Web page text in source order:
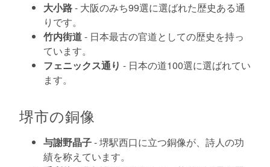
大小路- 大阪のみち99選に選ばれた歴史ある通
りです。
竹内街道- 日本最古の官道としての歴史を持っ
ています。
フェニックス通り - 日本の道100選に選ばれてい
ます。
堺市の銅像
与謝野晶子- 堺駅西口に立つ銅像が、詩人の功
績を称えています。